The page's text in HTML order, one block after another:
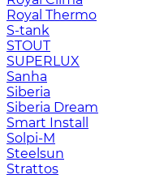
Royal Thermo
S-tank
STOUT
SUPERLUX
Sanha
Siberia
Siberia Dream
Smart Install
Solpi-M
Steelsun
Strattos